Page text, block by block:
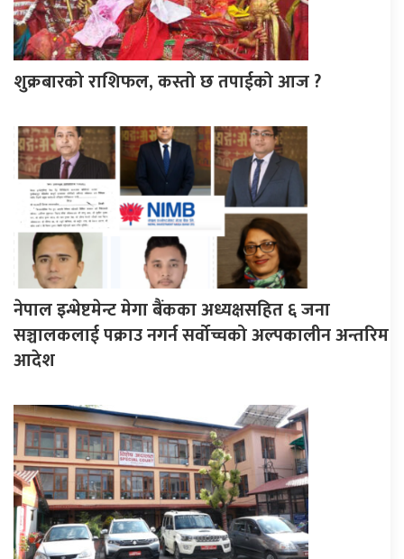
शुक्रबारको राशिफल, कस्तो छ तपाईको आज ?
नेपाल इन्भेष्टमेन्ट मेगा बैंकका अध्यक्षसहित ६ जना
सञ्चालकलाई पक्राउ नगर्न सर्वोच्चको अल्पकालीन अन्तरिम
आदेश